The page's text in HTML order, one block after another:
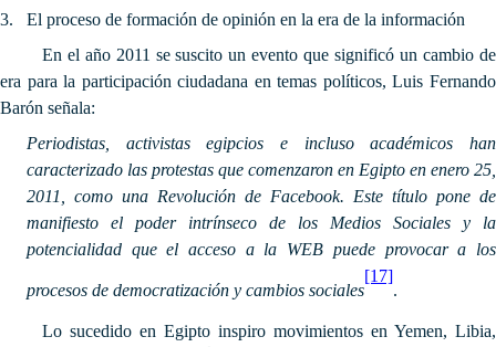
3.
El proceso de formación de opinión en la era de la información
En el año 2011 se suscito un evento que significó un cambio de
era para la participación ciudadana en temas políticos, Luis Fernando
Barón señala:
Periodistas, activistas egipcios e incluso académicos han
caracterizado las protestas que comenzaron en Egipto en enero 25,
2011, como una Revolución de Facebook. Este título pone de
manifiesto el poder intrínseco de los Medios Sociales y la
potencialidad que el acceso a la WEB puede provocar a los
procesos de democratización y cambios sociales
[17]
.
Lo sucedido en Egipto inspiro movimientos en Yemen, Libia,